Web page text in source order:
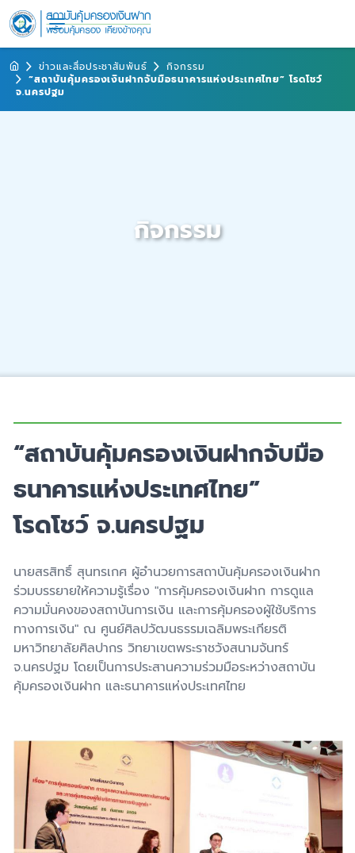
ข่าวและสื่อประชาสัมพันธ์
กิจกรรม
“สถาบันคุ้มครองเงินฝากจับมือธนาคารแห่งประเทศไทย” โรดโชว์
จ.นครปฐม
กิจกรรม
“สถาบันคุ้มครองเงินฝากจับมือ
ธนาคารแห่งประเทศไทย”
โรดโชว์ จ.นครปฐม
นายสรสิทธิ์ สุนทรเกศ ผู้อำนวยการสถาบันคุ้มครองเงินฝาก
ร่วมบรรยายให้ความรู้เรื่อง "การคุ้มครองเงินฝาก การดูแล
ความมั่นคงของสถาบันการเงิน และการคุ้มครองผู้ใช้บริการ
ทางการเงิน" ณ ศูนย์ศิลปวัฒนธรรมเฉลิมพระเกียรติ
มหาวิทยาลัยศิลปากร วิทยาเขตพระราชวังสนามจันทร์
จ.นครปฐม โดยเป็นการประสานความร่วมมือระหว่างสถาบัน
คุ้มครองเงินฝาก และธนาคารแห่งประเทศไทย